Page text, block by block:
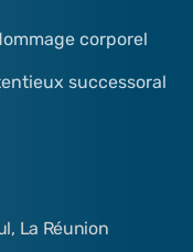
corporel
successoral
La Réunion